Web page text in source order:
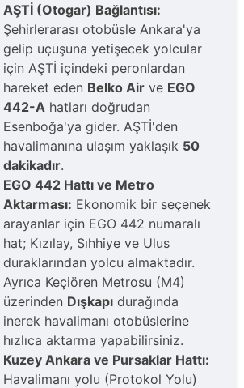
AŞTİ (Otogar) Bağlantısı:
Şehirlerarası otobüsle Ankara'ya
gelip uçuşuna yetişecek yolcular
için AŞTİ içindeki peronlardan
hareket eden Belko Air ve EGO
442-A hatları doğrudan
Esenboğa'ya gider. AŞTİ'den
havalimanına ulaşım yaklaşık 50
dakikadır.
EGO 442 Hattı ve Metro
Aktarması: Ekonomik bir seçenek
arayanlar için EGO 442 numaralı
hat; Kızılay, Sıhhiye ve Ulus
duraklarından yolcu almaktadır.
Ayrıca Keçiören Metrosu (M4)
üzerinden Dışkapı durağında
inerek havalimanı otobüslerine
hızlıca aktarma yapabilirsiniz.
Kuzey Ankara ve Pursaklar Hattı:
Havalimanı yolu (Protokol Yolu)